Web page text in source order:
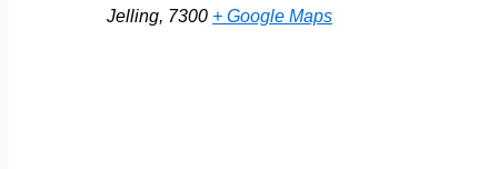
Jelling, 7300 + Google Maps